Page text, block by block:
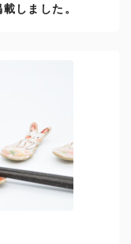
しました。